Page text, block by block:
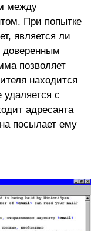
между
При попытке
является ли
доверенным
позволяет
находится
с
адресанта
посылает ему